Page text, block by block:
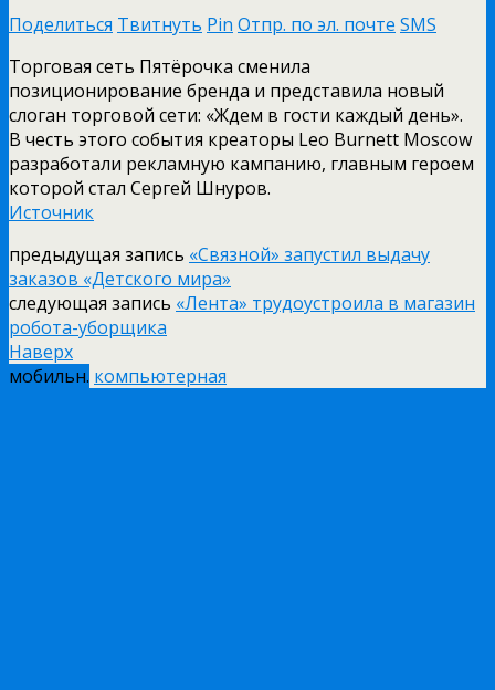
Поделиться Твитнуть Pin Отпр. по эл. почте SMS
Торговая сеть Пятёрочка сменила
позиционирование бренда и представила новый
слоган торговой сети: «Ждем в гости каждый день».
В честь этого события креаторы Leo Burnett Moscow
разработали рекламную кампанию, главным героем
которой стал Сергей Шнуров.
Источник
предыдущая запись «Связной» запустил выдачу
заказов «Детского мира»
следующая запись «Лента» трудоустроила в магазин
робота-уборщика
Наверх
мобильн. компьютерная